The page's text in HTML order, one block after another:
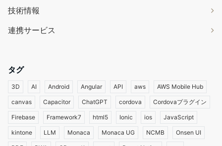
技術情報
連携サービス
タグ
3D AI Android Angular API aws AWS Mobile Hub
canvas Capacitor ChatGPT cordova Cordovaプラグイン
Firebase Framework7 html5 Ionic ios JavaScript
kintone LLM Monaca Monaca UG NCMB Onsen UI